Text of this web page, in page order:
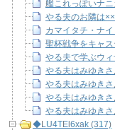
艦これっぽいナ
やる夫のお隣は
カマイタチ・ナ
聖杯戦争をキャ
やる夫で学ぶウ
やる夫はみゆき
やる夫はみゆき
やる夫はみゆき
やる夫はみゆき
◆LU4TEl6xak (317)